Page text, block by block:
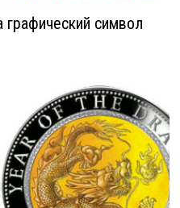
графический символ